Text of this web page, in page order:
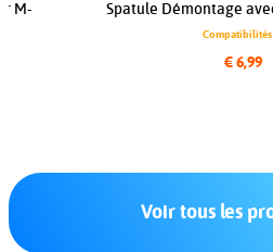
M-
Spatule Démontage
Compatibilités
€ 6,99
Voir tous les